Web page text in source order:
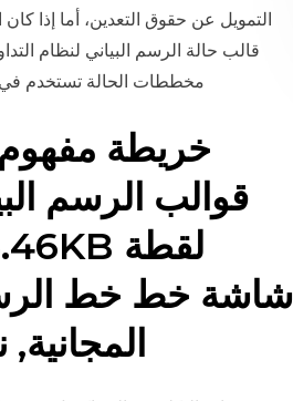
التمويل عن حقوق التعدين، أما إذا
قالب حالة الرسم البياني لنظام
مخططات الحالة تستخدم في
خريطة مفهوم
قوالب الرسم
شاشة خط خط الرسم